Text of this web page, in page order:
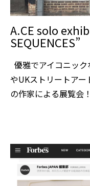
A.CE solo
SEQUENCES”
優雅でアイコニッ
やUKストリートア
の作家による展覧会！